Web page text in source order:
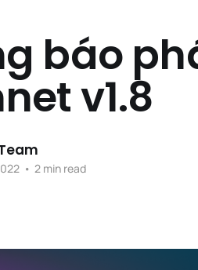
báo
v1.8
• 2 min read